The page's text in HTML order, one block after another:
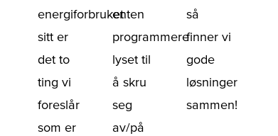
energiforbruket
sitt er
det to
ting vi
foreslår
som er
enten
programmere
lyset til
å skru
seg
av/på
så
finner vi
gode
løsninger
sammen!